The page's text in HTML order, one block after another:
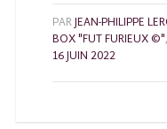
PARJEAN-PHILIPPE
BOX "FUT FURIEUX ©"
16 JUIN 2022